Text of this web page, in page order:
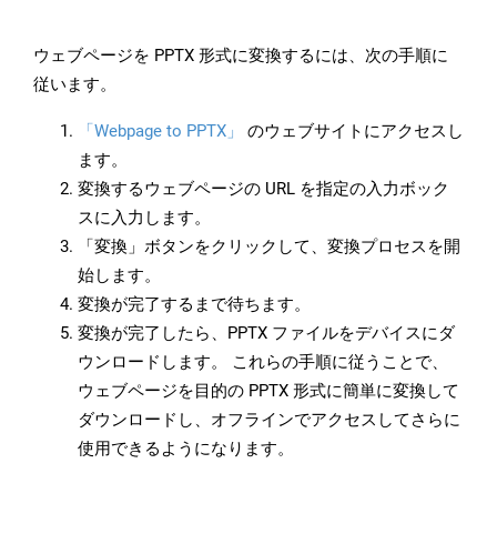
ウェブページを PPTX 形式に変換するには、次の手順に
従います。
「Webpage to PPTX」
のウェブサイトにアクセスし
ます。
変換するウェブページの URL を指定の入力ボック
スに入力します。
「変換」ボタンをクリックして、変換プロセスを開
始します。
変換が完了するまで待ちます。
変換が完了したら、PPTX ファイルをデバイスにダ
ウンロードします。 これらの手順に従うことで、
ウェブページを目的の PPTX 形式に簡単に変換して
ダウンロードし、オフラインでアクセスしてさらに
使用できるようになります。